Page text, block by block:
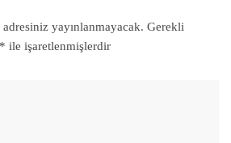
adresiniz yayınlanmayacak. Gerekli
* ile işaretlenmişlerdir